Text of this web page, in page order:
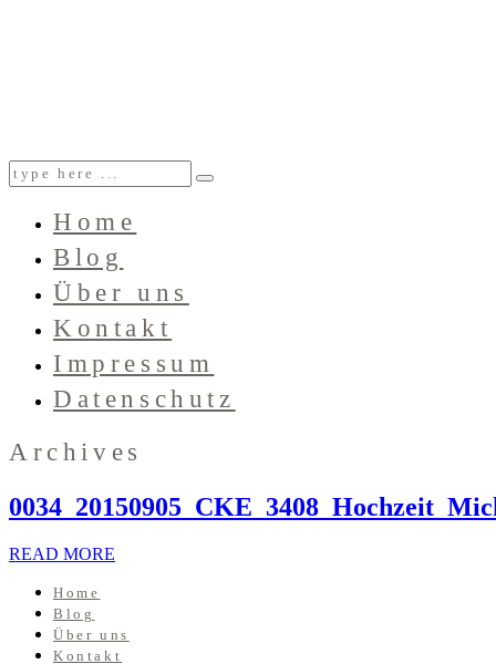
Home
Blog
Über uns
Kontakt
Impressum
Datenschutz
Archives
READ MORE
Home
Blog
Über uns
Kontakt